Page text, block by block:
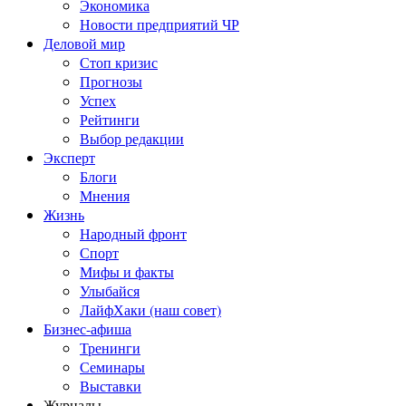
Экономика
Новости предприятий ЧР
Деловой мир
Стоп кризис
Прогнозы
Успех
Рейтинги
Выбор редакции
Эксперт
Блоги
Мнения
Жизнь
Народный фронт
Спорт
Мифы и факты
Улыбайся
ЛайфХаки (наш совет)
Бизнес-афиша
Тренинги
Семинары
Выставки